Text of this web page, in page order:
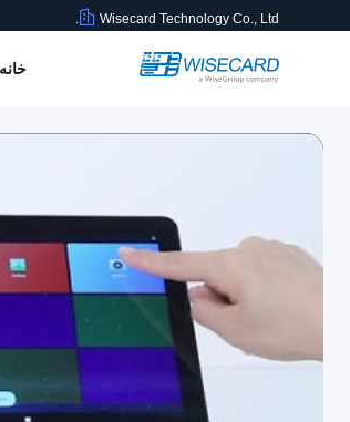
Wisecard Technology Co., Ltd.
خانه